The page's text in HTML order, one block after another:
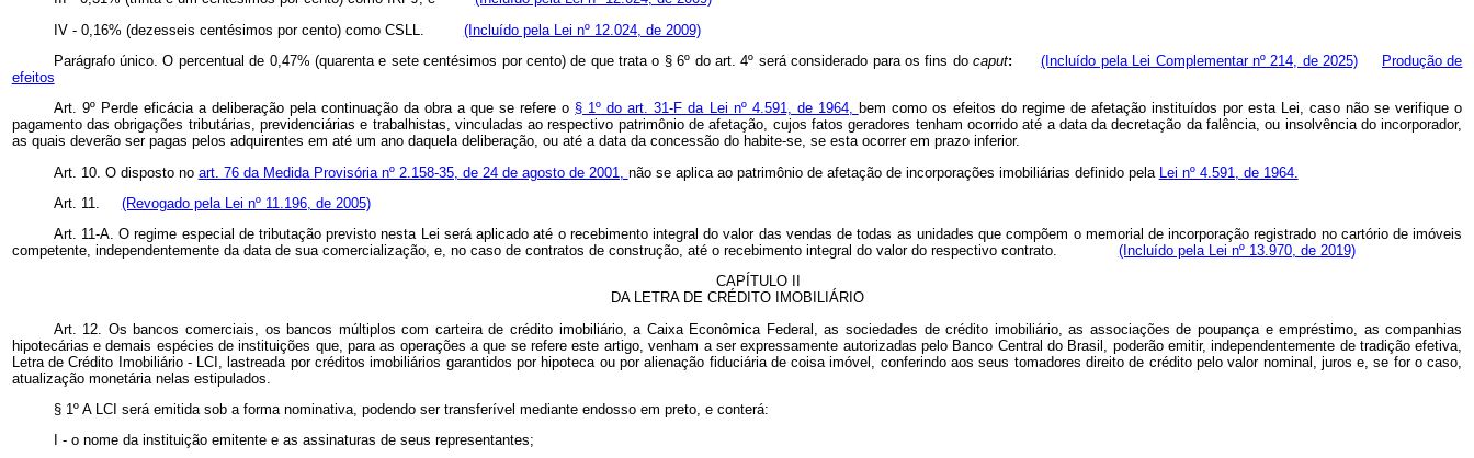
IV - 0,16% (dezesseis centésimos por cento) como CSLL. (Incluído pela Lei nº 12.024, de 2009)
Parágrafo único. O percentual de 0,47% (quarenta e sete centésimos por cento) de que trata o § 6º do art. 4º será considerado para os fins docaput:(Incluído pela Lei Complementar nº 214, de 2025)
Produção de
efeitos
Art. 9º Perde eficácia a deliberação pela continuação da obra a que se refere o § 1º do art. 31-F da Lei nº 4.591, de 1964, bem como os efeitos do regime de afetação instituídos por esta Lei, caso não se verifique o
pagamento das obrigações tributárias, previdenciárias e trabalhistas, vinculadas ao respectivo patrimônio de afetação, cujos fatos geradores tenham ocorrido até a data da decretação da falência, ou insolvência do incorporador,
as quais deverão ser pagas pelos adquirentes em até um ano daquela deliberação, ou até a data da concessão do habite-se, se esta ocorrer em prazo inferior.
Art. 10. O disposto no art. 76 da Medida Provisória nº 2.158-35, de 24 de agosto de 2001, não se aplica ao patrimônio de afetação de incorporações imobiliárias definido pela Lei nº 4.591, de 1964.
Art. 11. (Revogado pela Lei nº 11.196, de 2005)
Art. 11-A. O regime especial de tributação previsto nesta Lei será aplicado até o recebimento integral do valor das vendas de todas as unidades que compõem o memorial de incorporação registrado no cartório de imóveis
competente, independentemente da data de sua comercialização, e, no caso de contratos de construção, até o recebimento integral do valor do respectivo contrato. (Incluído pela Lei nº 13.970, de 2019)
CAPÍTULO II
DA LETRA DE CRÉDITO IMOBILIÁRIO
Art. 12. Os bancos comerciais, os bancos múltiplos com carteira de crédito imobiliário, a Caixa Econômica Federal, as sociedades de crédito imobiliário, as associações de poupança e empréstimo, as companhias
hipotecárias e demais espécies de instituições que, para as operações a que se refere este artigo, venham a ser expressamente autorizadas pelo Banco Central do Brasil, poderão emitir, independentemente de tradição efetiva,
Letra de Crédito Imobiliário - LCI, lastreada por créditos imobiliários garantidos por hipoteca ou por alienação fiduciária de coisa imóvel, conferindo aos seus tomadores direito de crédito pelo valor nominal, juros e, se for o caso,
atualização monetária nelas estipulados.
§ 1º A LCI será emitida sob a forma nominativa, podendo ser transferível mediante endosso em preto, e conterá:
I - o nome da instituição emitente e as assinaturas de seus representantes;